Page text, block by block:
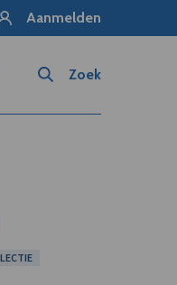
Aanmelden
Zoek